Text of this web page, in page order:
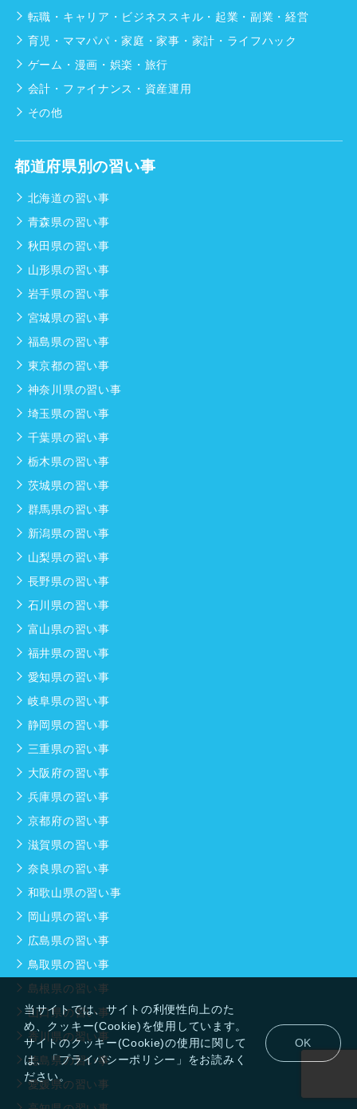
当サイトでは、サイトの利便性向上のた
め、クッキー(Cookie)を使用しています。
サイトのクッキー(Cookie)の使用に関して
は、「プライバシーポリシー」をお読みく
ださい。
OK
転職・キャリア・ビジネススキル・起業・副業・経営
育児・ママパパ・家庭・家事・家計・ライフハック
ゲーム・漫画・娯楽・旅行
会計・ファイナンス・資産運用
その他
都道府県別の習い事
北海道の習い事
青森県の習い事
秋田県の習い事
山形県の習い事
岩手県の習い事
宮城県の習い事
福島県の習い事
東京都の習い事
神奈川県の習い事
埼玉県の習い事
千葉県の習い事
栃木県の習い事
茨城県の習い事
群馬県の習い事
新潟県の習い事
山梨県の習い事
長野県の習い事
石川県の習い事
富山県の習い事
福井県の習い事
愛知県の習い事
岐阜県の習い事
静岡県の習い事
三重県の習い事
大阪府の習い事
兵庫県の習い事
京都府の習い事
滋賀県の習い事
奈良県の習い事
和歌山県の習い事
岡山県の習い事
広島県の習い事
鳥取県の習い事
島根県の習い事
山口県の習い事
香川県の習い事
徳島県の習い事
愛媛県の習い事